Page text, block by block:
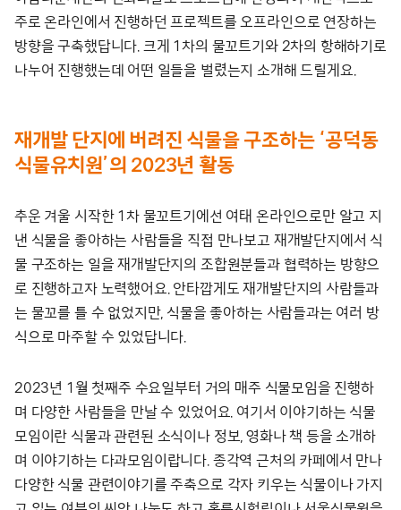
주로 온라인에서 진행하던 프로젝트를 오프라인으로 연장하는
방향을 구축했답니다. 크게 1차의 물꼬트기와 2차의 항해하기로
나누어 진행했는데 어떤 일들을 벌렸는지 소개해 드릴게요.
재개발 단지에 버려진 식물을 구조하는 ‘공덕동
식물유치원’의 2023년 활동
추운 겨울 시작한 1차 물꼬트기에선 여태 온라인으로만 알고 지
낸 식물을 좋아하는 사람들을 직접 만나보고 재개발단지에서 식
물 구조하는 일을 재개발단지의 조합원분들과 협력하는 방향으
로 진행하고자 노력했어요. 안타깝게도 재개발단지의 사람들과
는 물꼬를 틀 수 없었지만, 식물을 좋아하는 사람들과는 여러 방
식으로 마주할 수 있었답니다.
2023년 1월 첫째주 수요일부터 거의 매주 식물모임을 진행하
며 다양한 사람들을 만날 수 있었어요. 여기서 이야기하는 식물
모임이란 식물과 관련된 소식이나 정보, 영화나 책 등을 소개하
며 이야기하는 다과모임이랍니다. 종각역 근처의 카페에서 만나
다양한 식물 관련이야기를 주축으로 각자 키우는 식물이나 가지